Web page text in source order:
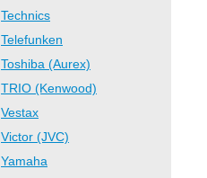
Technics
Telefunken
Toshiba (Aurex)
TRIO (Kenwood)
Vestax
Victor (JVC)
Yamaha